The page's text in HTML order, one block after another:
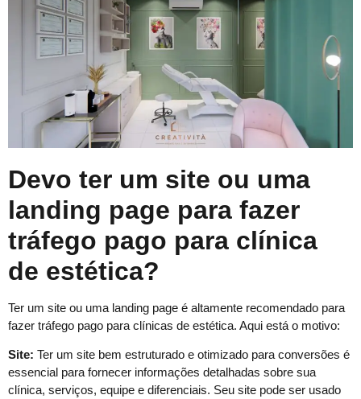
Devo ter um site ou uma
landing page para fazer
tráfego pago para clínica
de estética?
Ter um site ou uma landing page é altamente recomendado para
fazer tráfego pago para clínicas de estética. Aqui está o motivo:
Site: Ter um site bem estruturado e otimizado para conversões é
essencial para fornecer informações detalhadas sobre sua
clínica, serviços, equipe e diferenciais. Seu site pode ser usado